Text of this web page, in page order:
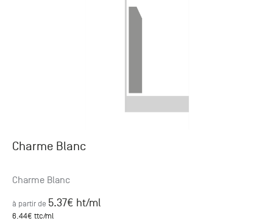
Charme Blanc
Charme Blanc
à partir de 5.37€ ht/ml
6.44€ ttc/ml